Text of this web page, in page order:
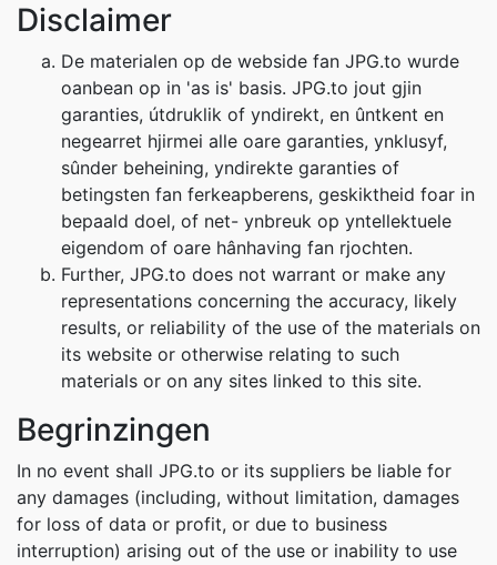
Disclaimer
De materialen op de webside fan JPG.to wurde
oanbean op in 'as is' basis. JPG.to jout gjin
garanties, útdruklik of yndirekt, en ûntkent en
negearret hjirmei alle oare garanties, ynklusyf,
sûnder beheining, yndirekte garanties of
betingsten fan ferkeapberens, geskiktheid foar in
bepaald doel, of net- ynbreuk op yntellektuele
eigendom of oare hânhaving fan rjochten.
Further, JPG.to does not warrant or make any
representations concerning the accuracy, likely
results, or reliability of the use of the materials on
its website or otherwise relating to such
materials or on any sites linked to this site.
Begrinzingen
In no event shall JPG.to or its suppliers be liable for
any damages (including, without limitation, damages
for loss of data or profit, or due to business
interruption) arising out of the use or inability to use